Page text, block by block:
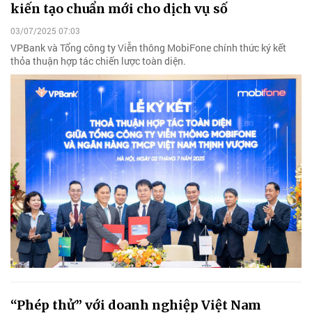
kiến tạo chuẩn mới cho dịch vụ số
03/07/2025 07:03
VPBank và Tổng công ty Viễn thông MobiFone chính thức ký kết
thỏa thuận hợp tác chiến lược toàn diện.
“Phép thử” với doanh nghiệp Việt Nam